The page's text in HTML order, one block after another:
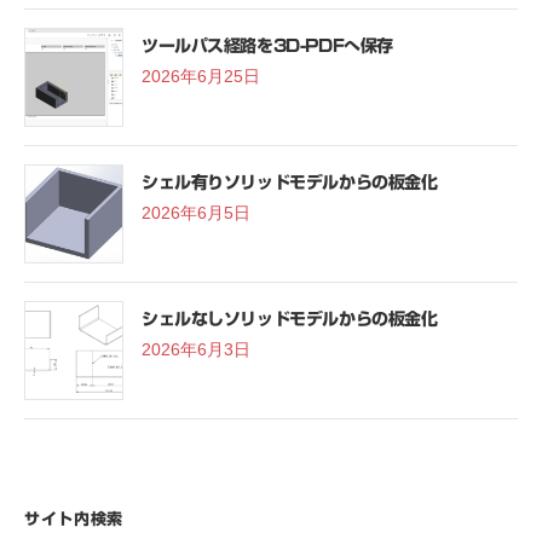
ツールパス経路を3D-PDFへ保存
2026年6月25日
シェル有りソリッドモデルからの板金化
2026年6月5日
シェルなしソリッドモデルからの板金化
2026年6月3日
サイト内検索